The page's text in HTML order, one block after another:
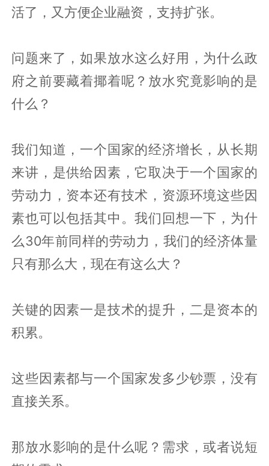
活了，又方便企业融资，支持扩张。
问题来了，如果放水这么好用，为什么政
府之前要藏着揶着呢？放水究竟影响的是
什么？
我们知道，一个国家的经济增长，从长期
来讲，是供给因素，它取决于一个国家的
劳动力，资本还有技术，资源环境这些因
素也可以包括其中。我们回想一下，为什
么30年前同样的劳动力，我们的经济体量
只有那么大，现在有这么大？
关键的因素一是技术的提升，二是资本的
积累。
这些因素都与一个国家发多少钞票，没有
直接关系。
那放水影响的是什么呢？需求，或者说短